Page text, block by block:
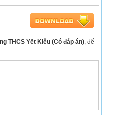
THCS Yết Kiêu (Có đáp án), để